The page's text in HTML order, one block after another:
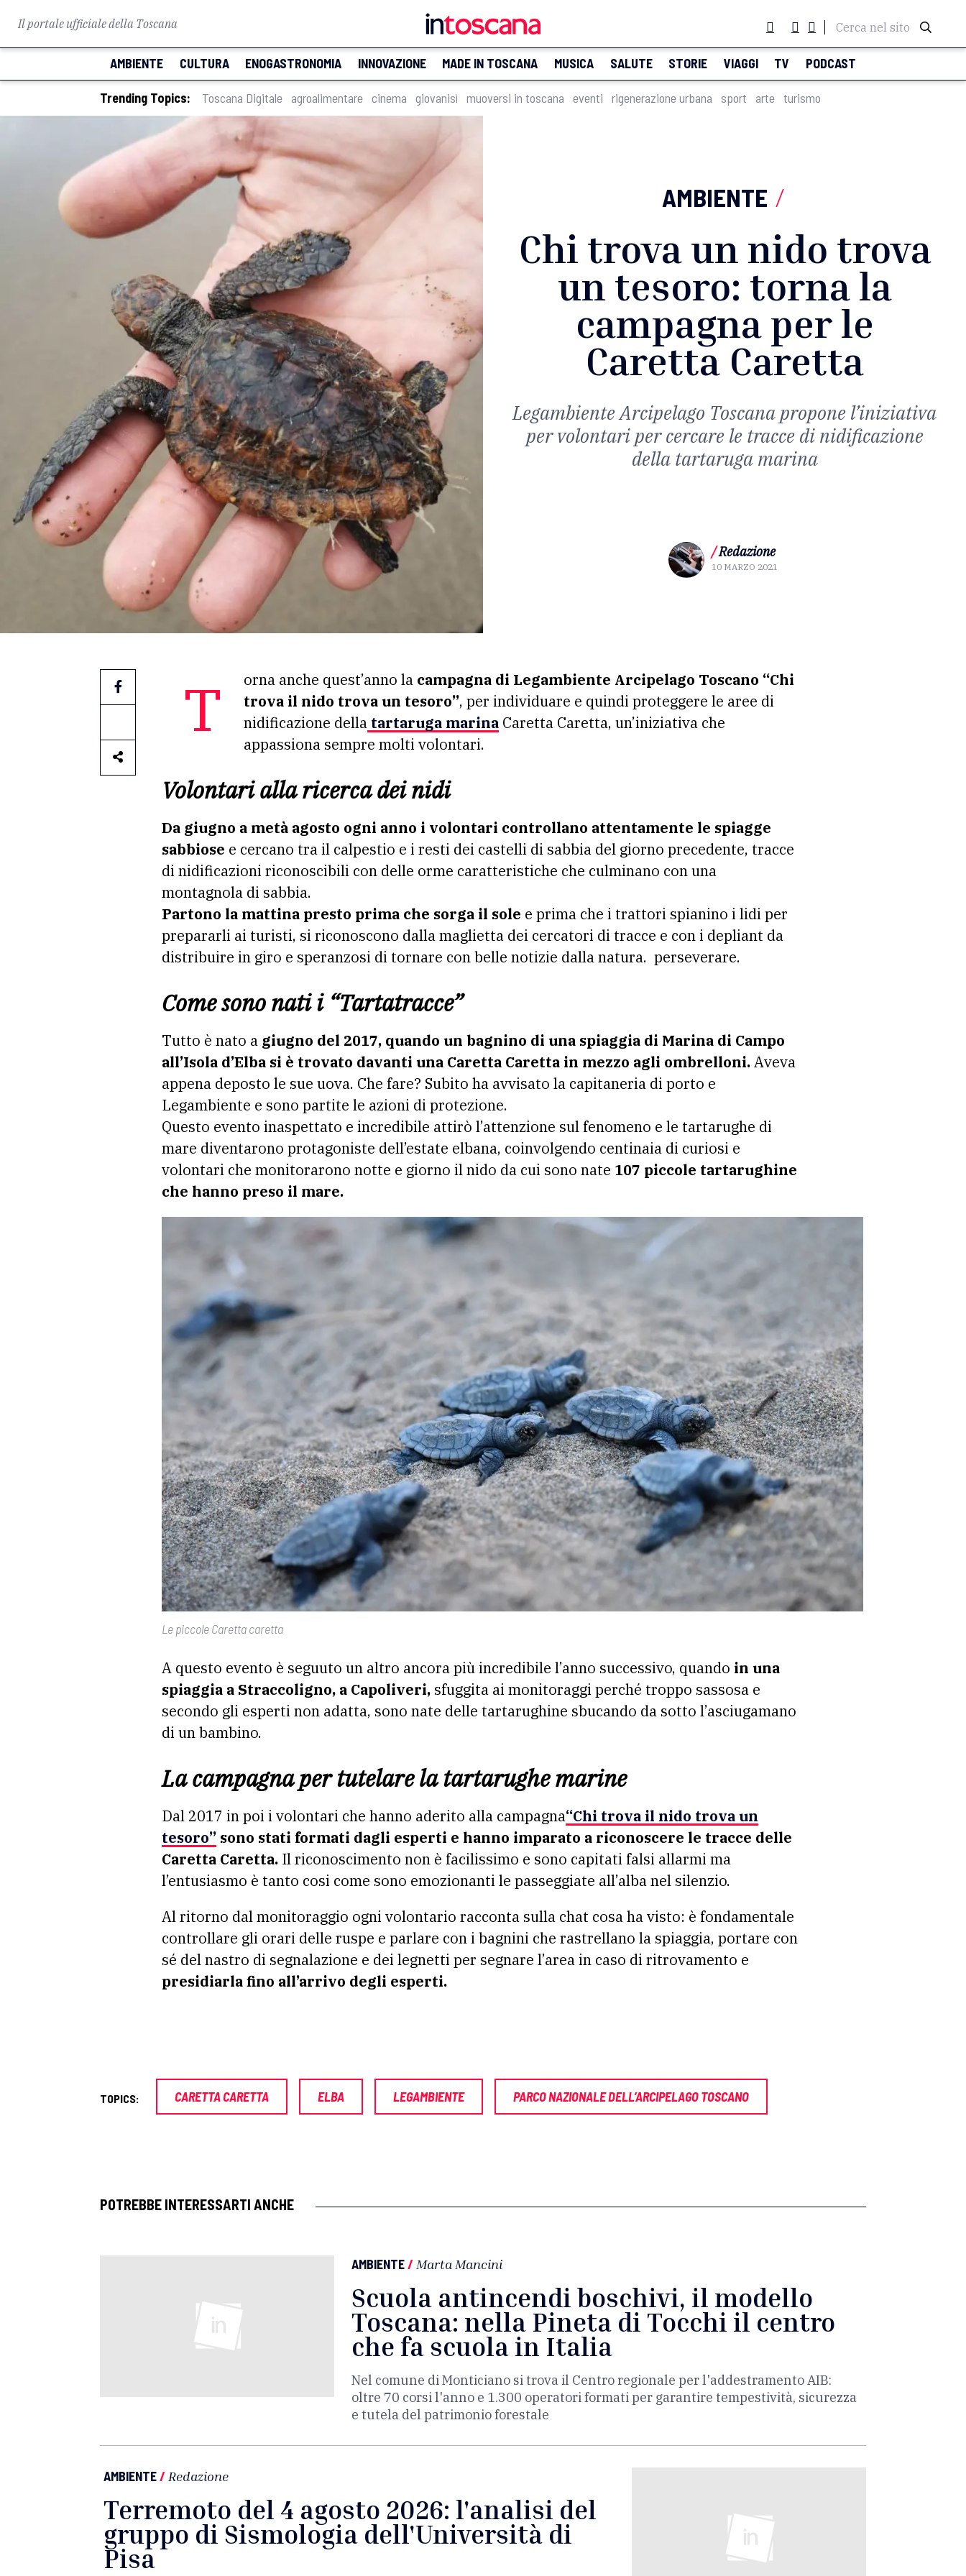
Il portale ufficiale della Toscana Cerca nel sito
AMBIENTE CULTURA ENOGASTRONOMIA INNOVAZIONE MADE IN TOSCANA MUSICA SALUTE STORIE VIAGGI TV PODCAST
Trending Topics: Toscana Digitale agroalimentare cinema giovanisì muoversi in toscana eventi rigenerazione urbana sport arte turismo
AMBIENTE /
Chi trova un nido trova
un tesoro: torna la
campagna per le
Caretta Caretta
Legambiente Arcipelago Toscana propone l’iniziativa
per volontari per cercare le tracce di nidificazione
della tartaruga marina
/Redazione
10 MARZO 2021
Torna anche quest’anno la campagna di Legambiente Arcipelago Toscano “Chi
trova il nido trova un tesoro”, per individuare e quindi proteggere le aree di
nidificazione della tartaruga marina Caretta Caretta, un’iniziativa che
appassiona sempre molti volontari.
Volontari alla ricerca dei nidi
Da giugno a metà agosto ogni anno i volontari controllano attentamente le spiagge
sabbiose e cercano tra il calpestio e i resti dei castelli di sabbia del giorno precedente, tracce
di nidificazioni riconoscibili con delle orme caratteristiche che culminano con una
montagnola di sabbia.
Partono la mattina presto prima che sorga il sole e prima che i trattori spianino i lidi per
prepararli ai turisti, si riconoscono dalla maglietta dei cercatori di tracce e con i depliant da
distribuire in giro e speranzosi di tornare con belle notizie dalla natura. perseverare.
Come sono nati i “Tartatracce”
Tutto è nato a giugno del 2017, quando un bagnino di una spiaggia di Marina di Campo
all’Isola d’Elba si è trovato davanti una Caretta Caretta in mezzo agli ombrelloni.Aveva
appena deposto le sue uova. Che fare? Subito ha avvisato la capitaneria di porto e
Legambiente e sono partite le azioni di protezione.
Questo evento inaspettato e incredibile attirò l’attenzione sul fenomeno e le tartarughe di
mare diventarono protagoniste dell’estate elbana, coinvolgendo centinaia di curiosi e
volontari che monitorarono notte e giorno il nido da cui sono nate 107 piccole tartarughine
che hanno preso il mare.
Le piccole Caretta caretta
A questo evento è seguuto un altro ancora più incredibile l’anno successivo, quando in una
spiaggia a Straccoligno, a Capoliveri, sfuggita ai monitoraggi perché troppo sassosa e
secondo gli esperti non adatta, sono nate delle tartarughine sbucando da sotto l’asciugamano
di un bambino.
La campagna per tutelare la tartarughe marine
Dal 2017 in poi i volontari che hanno aderito alla campagna“Chi trova il nido trova un
tesoro” sono stati formati dagli esperti e hanno imparato a riconoscere le tracce delle
Caretta Caretta. Il riconoscimento non è facilissimo e sono capitati falsi allarmi ma
l’entusiasmo è tanto cosi come sono emozionanti le passeggiate all’alba nel silenzio.
Al ritorno dal monitoraggio ogni volontario racconta sulla chat cosa ha visto: è fondamentale
controllare gli orari delle ruspe e parlare con i bagnini che rastrellano la spiaggia, portare con
sé del nastro di segnalazione e dei legnetti per segnare l’area in caso di ritrovamento e
presidiarla fino all’arrivo degli esperti.
TOPICS: CARETTA CARETTA ELBA LEGAMBIENTE PARCO NAZIONALE DELL’ARCIPELAGO TOSCANO
POTREBBE INTERESSARTI ANCHE
AMBIENTE/ Marta Mancini
Scuola antincendi boschivi, il modello
Toscana: nella Pineta di Tocchi il centro
che fa scuola in Italia
Nel comune di Monticiano si trova il Centro regionale per l'addestramento AIB:
oltre 70 corsi l'anno e 1.300 operatori formati per garantire tempestività, sicurezza
e tutela del patrimonio forestale
AMBIENTE/ Redazione
Terremoto del 4 agosto 2026: l'analisi del
gruppo di Sismologia dell'Università di
Pisa